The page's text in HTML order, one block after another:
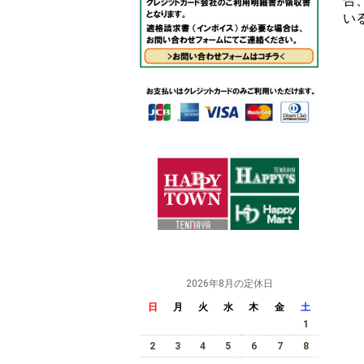
2026年8月の定休日
日 月 火 水 木 金
土
1
2
3 4 5 6 7
8
い